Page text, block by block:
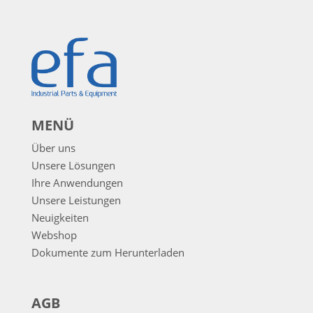
MENÜ
Über uns
Unsere Lösungen
Ihre Anwendungen
Unsere Leistungen
Neuigkeiten
Webshop
Dokumente zum Herunterladen
AGB